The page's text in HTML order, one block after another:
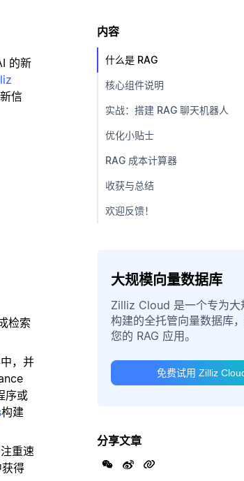
的新
信
检索
，并
序或
构建
重速
得
内容
什么是 RAG
核心组件说明
实战：搭建 RAG 聊天机器人
优化小贴士
RAG 成本计算器
收获与总结
欢迎反馈！
大规模向量数据库
Zilliz Cloud 是一个专为大
构建的全托管向量数据库
您的 RAG 应用。
免费试用 Zilliz
分享文章